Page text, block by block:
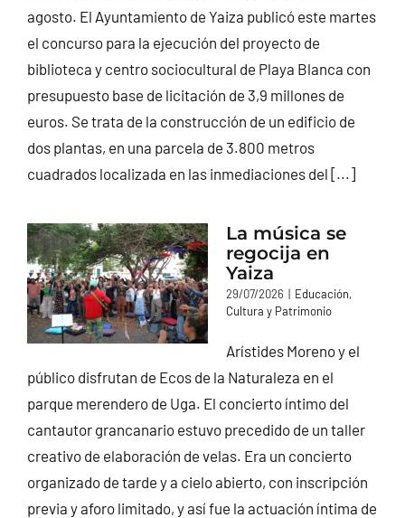
agosto. El Ayuntamiento de Yaiza publicó este martes
el concurso para la ejecución del proyecto de
biblioteca y centro sociocultural de Playa Blanca con
presupuesto base de licitación de 3,9 millones de
euros. Se trata de la construcción de un edificio de
dos plantas, en una parcela de 3.800 metros
cuadrados localizada en las inmediaciones del [...]
La música se
regocija en
Yaiza
29/07/2026 | Educación,
Cultura y Patrimonio
Arístides Moreno y el
público disfrutan de Ecos de la Naturaleza en el
parque merendero de Uga. El concierto íntimo del
cantautor grancanario estuvo precedido de un taller
creativo de elaboración de velas. Era un concierto
organizado de tarde y a cielo abierto, con inscripción
previa y aforo limitado, y así fue la actuación íntima de